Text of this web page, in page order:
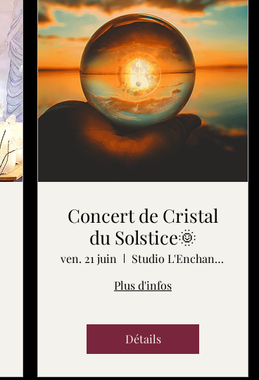
Concert de Cristal
du Solstice🌞
ven. 21 juin
Studio L'Enchanteur
Plus d'infos
Détails